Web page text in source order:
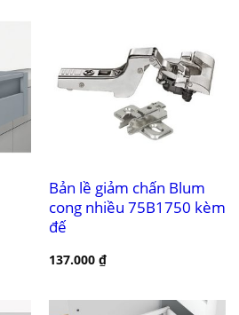
Bản lề giảm chấn Blum
cong nhiều 75B1750 kèm
đế
137.000 ₫